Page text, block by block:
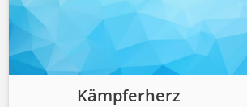
Kämpferherz